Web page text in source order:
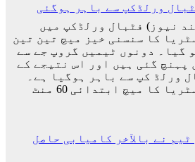
شکست
کیساتھ
رونالڈو
کا
ورلڈ
کپ
کا
سفر
ورلڈکپ سے باہر ہوگئی
نیوز) فٹبال ورلڈکپ میں
کا سنسنی خیز میچ تین تین
گیا۔ دونوں ٹیمیں گروپ جے سے
آف 32 میں پہنچ گئی ہیں اور اس نتیجے کے
ورلڈ کپ سے باہر ہوگیا ہے۔
الجزائز اور آسٹریا کا میچ ابتدائی 60 منٹ
نے بالآخر کامیابی حاصل